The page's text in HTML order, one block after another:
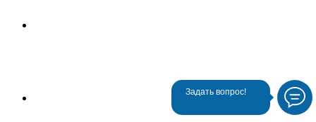
Задать вопрос!